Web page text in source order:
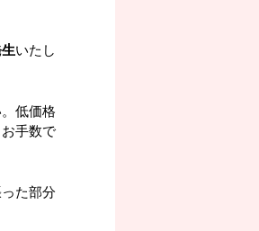
いたし
低価格
手数で
た部分